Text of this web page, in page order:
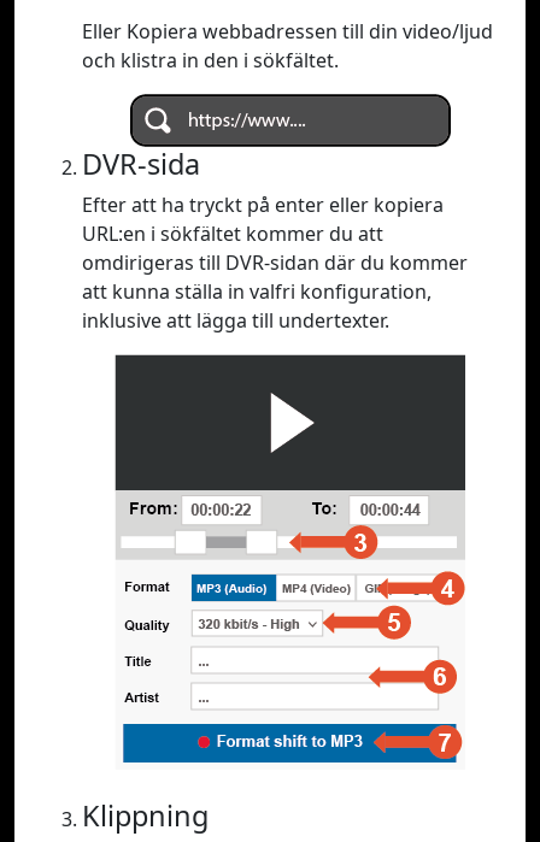
Eller Kopiera webbadressen till din video/ljud
och klistra in den i sökfältet.
DVR-sida
Efter att ha tryckt på enter eller kopiera
URL:en i sökfältet kommer du att
omdirigeras till DVR-sidan där du kommer
att kunna ställa in valfri konfiguration,
inklusive att lägga till undertexter.
Klippning